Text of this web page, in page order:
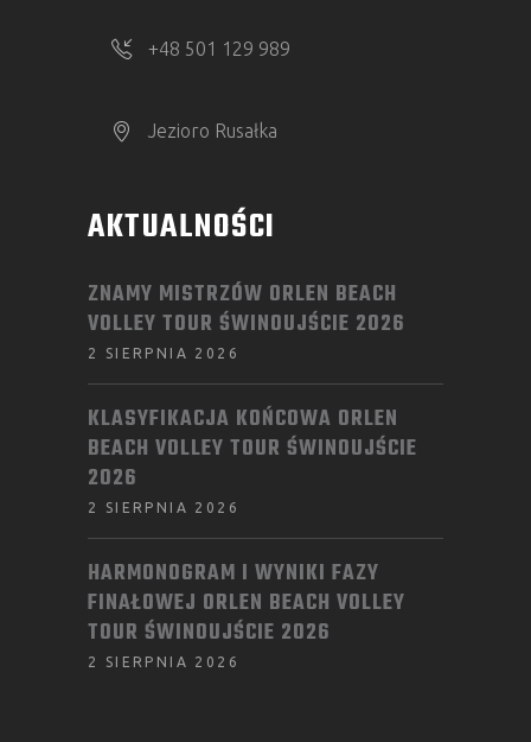
+48 501 129 989
Jezioro Rusałka
AKTUALNOŚCI
ZNAMY MISTRZÓW ORLEN BEACH
VOLLEY TOUR ŚWINOUJŚCIE 2026
2 SIERPNIA 2026
KLASYFIKACJA KOŃCOWA ORLEN
BEACH VOLLEY TOUR ŚWINOUJŚCIE
2026
2 SIERPNIA 2026
HARMONOGRAM I WYNIKI FAZY
FINAŁOWEJ ORLEN BEACH VOLLEY
TOUR ŚWINOUJŚCIE 2026
2 SIERPNIA 2026